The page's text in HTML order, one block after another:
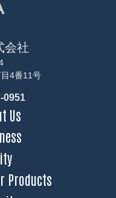
会社
4番11号
0951
Us
Products